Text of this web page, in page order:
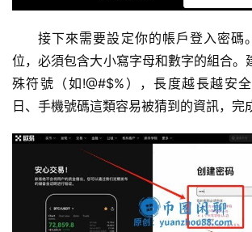
接下來需要設定你的帳戶登入密碼
位，必須包含大小寫字母和數字的組合。
殊符號（如!@#$%），長度越長越安
日、手機號碼這類容易被猜到的資訊，完